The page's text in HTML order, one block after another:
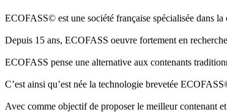
ECOFASS© est une société française spécialisée dans
Depuis 15 ans, ECOFASS oeuvre fortement en
ECOFASS pense une alternative aux contenants
C’est ainsi qu’est née la technologie brevetée
Avec comme objectif de proposer le meilleur contenant